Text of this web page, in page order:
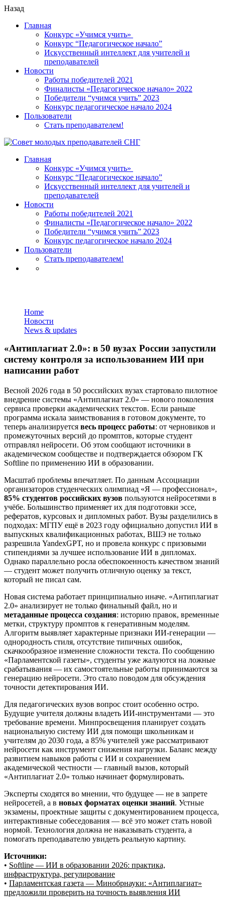
Назад
Главная
Конкурс «Учимся учить»
Конкурс “Педагогическое начало”
Искусственный интеллект для учителей и
преподавателей
Новости
Работы победителей 2021
Финалисты «Педагогическое начало» 2022
Победители “учимся учить” 2023
Конкурс педагогическое начало 2024
Пользователи
Стать преподавателем!
Главная
Конкурс «Учимся учить»
Конкурс “Педагогическое начало”
Искусственный интеллект для учителей и
преподавателей
Новости
Работы победителей 2021
Финалисты «Педагогическое начало» 2022
Победители “учимся учить” 2023
Конкурс педагогическое начало 2024
Пользователи
Стать преподавателем!
Home
Новости
News & updates
«Антиплагиат 2.0»: в 50 вузах России запустили
систему контроля за использованием ИИ при
написании работ
Весной 2026 года в 50 российских вузах стартовало пилотное
внедрение системы «Антиплагиат 2.0» — нового поколения
сервиса проверки академических текстов. Если раньше
программа искала заимствования в готовом документе, то
теперь анализируется весь процесс работы: от черновиков и
промежуточных версий до промптов, которые студент
отправлял нейросети. Об этом сообщают источники в
академическом сообществе и подтверждается обзором ГК
Softline по применению ИИ в образовании.
Масштаб проблемы впечатляет. По данным Ассоциации
организаторов студенческих олимпиад «Я — профессионал»,
85% студентов российских вузов пользуются нейросетями в
учёбе. Большинство применяет их для подготовки эссе,
рефератов, курсовых и дипломных работ. Вузы разделились в
подходах: МГПУ ещё в 2023 году официально допустил ИИ в
выпускных квалификационных работах, ВШЭ не только
разрешила YandexGPT, но и провела конкурс с призовыми
стипендиями за лучшее использование ИИ в дипломах.
Однако параллельно росла обеспокоенность качеством знаний
— студент может получить отличную оценку за текст,
который не писал сам.
Новая система работает принципиально иначе. «Антиплагиат
2.0» анализирует не только финальный файл, но и
метаданные процесса создания: историю правок, временные
метки, структуру промптов к генеративным моделям.
Алгоритм выявляет характерные признаки ИИ-генерации —
однородность стиля, отсутствие типичных ошибок,
скачкообразное изменение сложности текста. По сообщению
«Парламентской газеты», студенты уже жалуются на ложные
срабатывания — их самостоятельные работы принимаются за
генерацию нейросети. Это стало поводом для обсуждения
точности детектирования ИИ.
Для педагогических вузов вопрос стоит особенно остро.
Будущие учителя должны владеть ИИ-инструментами — это
требование времени. Минпросвещения планирует создать
национальную систему ИИ для помощи школьникам и
учителям до 2030 года, а 85% учителей уже рассматривают
нейросети как инструмент снижения нагрузки. Баланс между
развитием навыков работы с ИИ и сохранением
академической честности — главный вызов, который
«Антиплагиат 2.0» только начинает формулировать.
Эксперты сходятся во мнении, что будущее — не в запрете
нейросетей, а в новых форматах оценки знаний. Устные
экзамены, проектные защиты с документированием процесса,
интерактивные собеседования — всё это может стать новой
нормой. Технология должна не наказывать студента, а
помогать преподавателю увидеть реальную картину.
Источники:
• Softline — ИИ в образовании 2026: практика,
инфраструктура, регулирование
• Парламентская газета — Минобрнауки: «Антиплагиат»
предложили проверить на точность выявления ИИ